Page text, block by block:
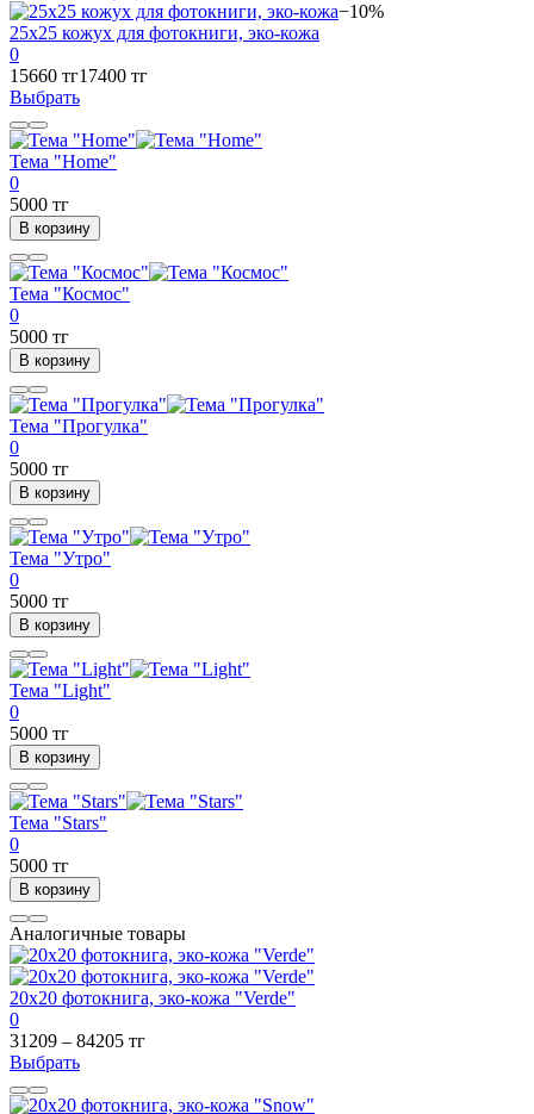
−10%
25х25 кожух для фотокниги, эко-кожа
0
15660 тг17400 тг
Выбрать
Тема "Home"
0
5000 тг
В корзину
Тема "Космос"
0
5000 тг
В корзину
Тема "Прогулка"
0
5000 тг
В корзину
Тема "Утро"
0
5000 тг
В корзину
Тема "Light"
0
5000 тг
В корзину
Тема "Stars"
0
5000 тг
В корзину
Аналогичные товары
20х20 фотокнига, эко-кожа "Verde"
0
31209 – 84205 тг
Выбрать